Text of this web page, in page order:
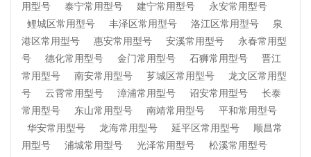
用型号
泰宁常用型号 建宁常用型号
永安常用型号
鲤城区常用型号
丰泽区常用型号 洛江区常用型号
泉
港区常用型号
惠安常用型号 安溪常用型号
永春常用型
号
德化常用型号 金门常用型号 石狮常用型号
晋江
常用型号
南安常用型号 芗城区常用型号
龙文区常用型
号
云霄常用型号 漳浦常用型号 诏安常用型号
长泰
常用型号
东山常用型号 南靖常用型号
平和常用型号
华安常用型号
龙海常用型号 延平区常用型号
顺昌常
用型号
浦城常用型号 光泽常用型号
松溪常用型号